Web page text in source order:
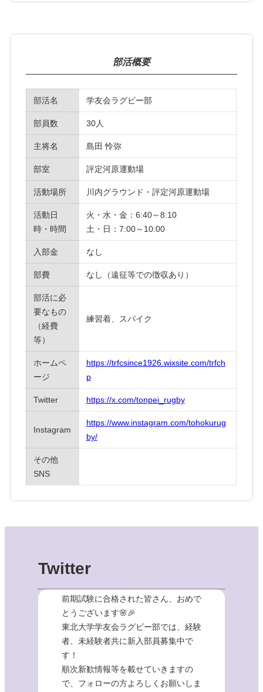
部活概要
部活名 学友会ラグビー部
部員数 30人
主将名 島田 怜弥
部室 評定河原運動場
活動場所 川内グラウンド・評定河原運動場
活動日
時・時間
火・水・金：6:40～8:10
土・日：7:00～10:00
入部金 なし
部費 なし（遠征等での徴収あり）
部活に必
要なもの
（経費
等）
練習着、スパイク
ホームペ
ージ
https://trfcsince1926.wixsite.com/trfch
p
Twitter https://x.com/tonpei_rugby
Instagram
https://www.instagram.com/tohokurug
by/
その他
SNS
Twitter
前期試験に合格された皆さん、おめで
とうございます🌸🎉
東北大学学友会ラグビー部では、経験
者、未経験者共に新入部員募集中で
す！
順次新歓情報等を載せていきますの
で、フォローの方よろしくお願いしま